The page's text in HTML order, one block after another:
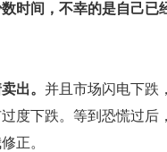
时间，不幸的是自己已
出。 并且市场闪电下跌
度下跌。等到恐慌过后
正。